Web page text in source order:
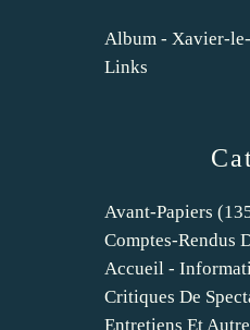
Avant-Papiers
Comptes-Rendus
Accueil -
Critiques De
Entretiens Et
Album - Xavier-
Links